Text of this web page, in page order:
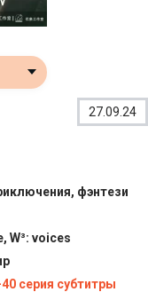
27.09.24
фэнтези
W³: voices
серия субтитры